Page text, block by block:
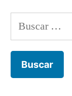
Buscar: